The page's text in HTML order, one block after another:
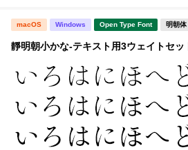
macOS Windows Open Type Font 明朝体
靜明朝小かな-テキスト用3ウェイトセッ